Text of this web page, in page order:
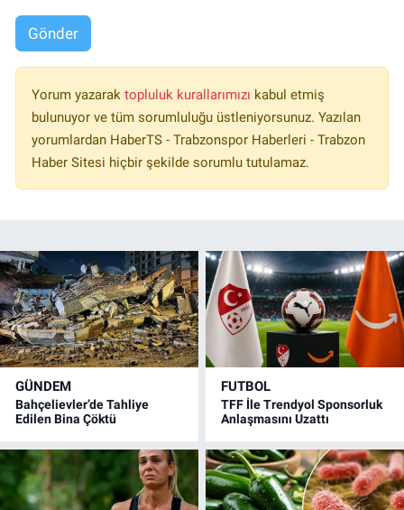
Gönder
Yorum yazarak topluluk kurallarımızı kabul etmiş
bulunuyor ve tüm sorumluluğu üstleniyorsunuz. Yazılan
yorumlardan HaberTS - Trabzonspor Haberleri - Trabzon
Haber Sitesi hiçbir şekilde sorumlu tutulamaz.
GÜNDEM
Bahçelievler’de Tahliye
Edilen Bina Çöktü
FUTBOL
TFF İle Trendyol Sponsorluk
Anlaşmasını Uzattı